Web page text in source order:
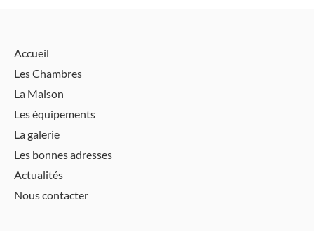
Accueil
Les Chambres
La Maison
Les équipements
La galerie
Les bonnes adresses
Actualités
Nous contacter